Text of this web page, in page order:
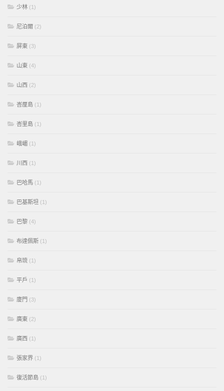
少林 (1)
尼泊爾 (2)
屏東 (3)
山東 (4)
山西 (2)
峇厘島 (1)
峇里島 (1)
峨嵋 (1)
川西 (1)
巴哈馬 (1)
巴基斯坦 (1)
巴黎 (4)
布達佩斯 (1)
帛琉 (1)
平戶 (1)
廈門 (3)
廣東 (2)
廣西 (1)
張家界 (1)
復活節島 (1)